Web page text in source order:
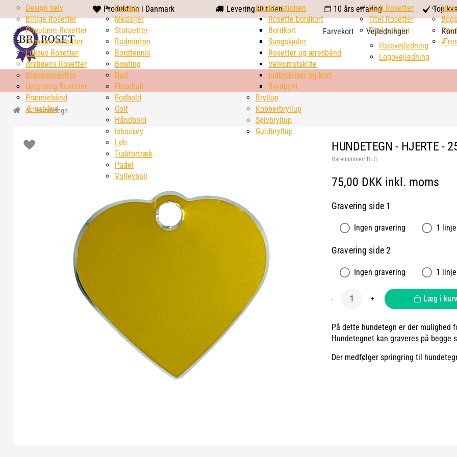
heart
solid
Produktion i Danmark Levering til tiden calendar
10 års erfaring
check
mark
Top
Farvekort
Vejledninger
Halevejledning
Logovejledning
Design selv
Billige Rosetter
Populære Rosetter
Glimmer Rosetter
Luksus Rosetter
Årstidens Rosetter
Stævnerosetter
Upcycling Rosetter
Præmiebånd
Æresbånd
Pokaler
Medaljer
Statuetter
Badminton
Bordtennis
Bowling
Dart
Floorball
Fodbold
Golf
Håndbold
Ishockey
Løb
Traktortræk
Padel
Volleyball
Konfirmationen
Rosette bordkort
Bordkort
Sangskjuler
Rosetter og æresbånd
Velkomstskilte
Indbydelser og kort
Bordpynt
Bryllup
Kobberbryllup
Sølvbryllup
Guldbryllup
Klub Rosetter
Titel Rosetter
Titel pokaler
Hundetegn
HUNDETEGN - HJERTE -
Varenummer: HLG
75,00 DKK inkl. moms
Gravering side 1
Ingen gravering 1 linje
Gravering side 2
Ingen gravering 1 linje
- + Læg i kurv
På dette hundetegn er der mulighed
Hundetegnet kan graveres på begge
Der medfølger springring til